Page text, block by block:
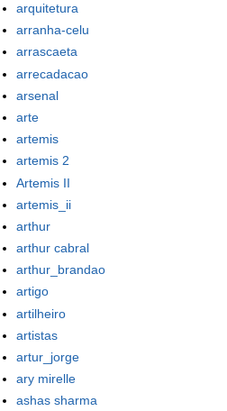
arquitetura
arranha-celu
arrascaeta
arrecadacao
arsenal
arte
artemis
artemis 2
Artemis II
artemis_ii
arthur
arthur cabral
arthur_brandao
artigo
artilheiro
artistas
artur_jorge
ary mirelle
ashas sharma